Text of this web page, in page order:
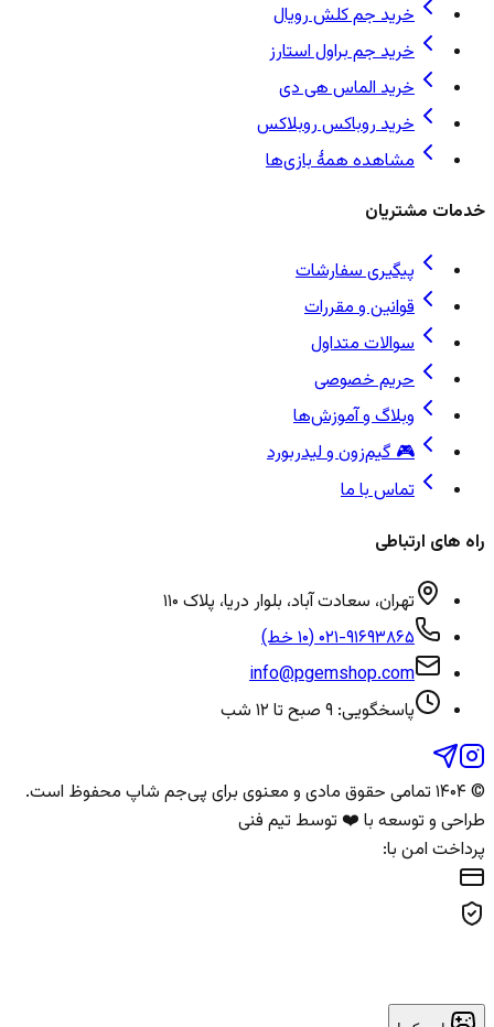
خرید جم کلش رویال
خرید جم براول استارز
خرید الماس هی دی
خرید روباکس روبلاکس
مشاهده همهٔ بازی‌ها
خدمات مشتریان
پیگیری سفارشات
قوانین و مقررات
سوالات متداول
حریم خصوصی
وبلاگ و آموزش‌ها
🎮 گیم‌زون و لیدربورد
تماس با ما
راه های ارتباطی
تهران، سعادت آباد، بلوار دریا، پلاک ۱۱۰
۰۲۱-۹۱۶۹۳۸۶۵ (۱۰ خط)
info@pgemshop.com
پاسخگویی: ۹ صبح تا ۱۲ شب
© ۱۴۰۴ تمامی حقوق مادی و معنوی برای پی‌جم شاپ محفوظ است.
طراحی و توسعه با ❤️ توسط تیم فنی
پرداخت امن با: